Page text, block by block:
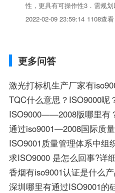
性，更具有可操作性3．需规
施1．有法可依2．有法必依3
2022-02-09 23:59:14 1108查看
更多问答
激光打标机生产厂家有
TQC什么意思？ISO9000呢
ISO9000——2008版哪里有
求ISO9000 是怎么回事?详
香烟有iso9001认证是什么
深圳哪里有通过ISO9001的